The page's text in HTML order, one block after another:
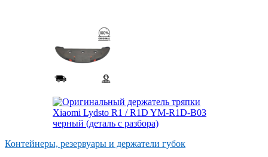
Контейнеры, резервуары и держатели губок